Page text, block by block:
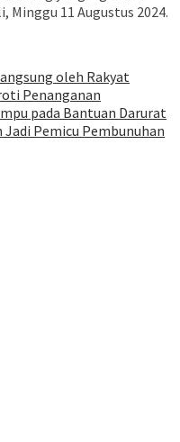
Minggu 11 Augustus 2024.
oleh Rakyat
Penanganan
pada Bantuan Darurat
Pemicu Pembunuhan